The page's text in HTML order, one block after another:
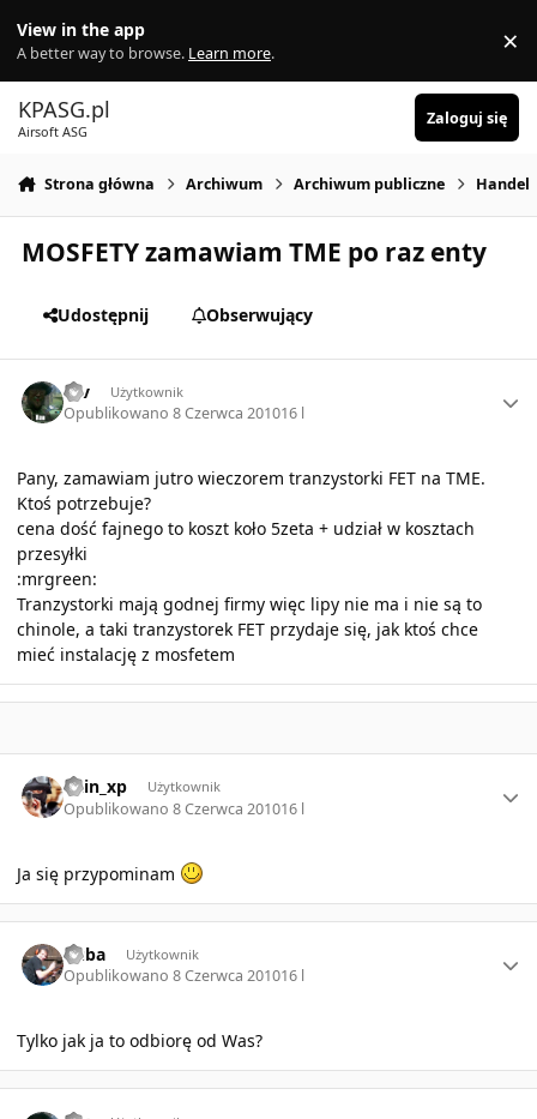
View in the app
A better way to browse. Learn more. ×
KPASG.pl
Airsoft ASG
Zaloguj się
Strona główna Archiwum Archiwum publiczne Handel
MOSFETY zamawiam TME po raz enty
Udostępnij Obserwujący
rav Użytkownik
Opublikowano8 Czerwca 201016 l
Pany, zamawiam jutro wieczorem tranzystorki FET na TME.
Ktoś potrzebuje?
cena dość fajnego to koszt koło 5zeta + udział w kosztach
przesyłki
:mrgreen:
Tranzystorki mają godnej firmy więc lipy nie ma i nie są to
chinole, a taki tranzystorek FET przydaje się, jak ktoś chce
mieć instalację z mosfetem
Pain_xp Użytkownik
Opublikowano8 Czerwca 201016 l
Ja się przypominam
Kuba Użytkownik
Opublikowano8 Czerwca 201016 l
Tylko jak ja to odbiorę od Was?